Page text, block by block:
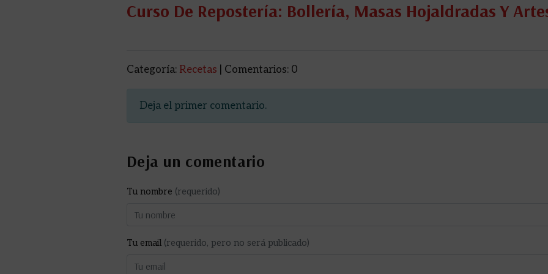
Curso De Repostería: Bollería, Masas Hojaldradas Y
Categoría: Recetas | Comentarios: 0
Deja el primer comentario.
Deja un comentario
Tu nombre (requerido)
Tu email (requerido, pero no será publicado)